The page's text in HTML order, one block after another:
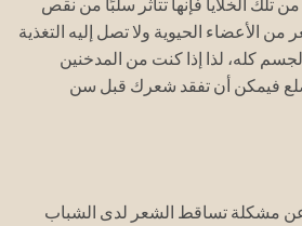
من الأعضاء الحيوية ولا تصل إليه التغذية
كله، لذا إذا كنت من المدخنين
فيمكن أن تفقد شعرك قبل سن
عن مشكلة تساقط الشعر لدى الشباب